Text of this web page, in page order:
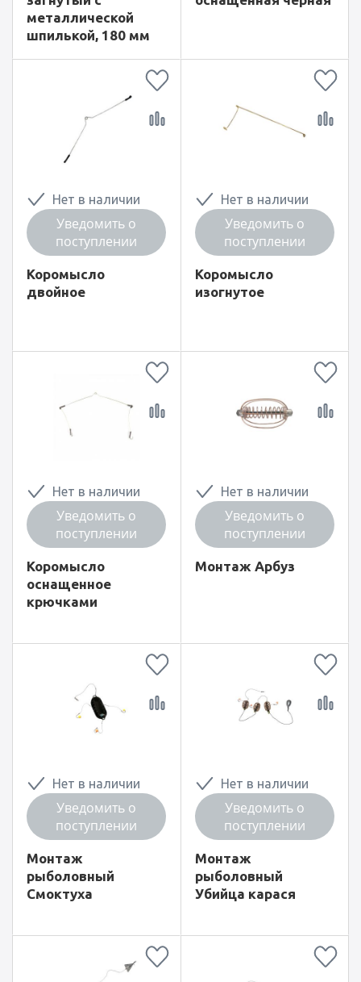
металлической
шпилькой, 180 мм
Нет в наличии
Уведомить о
поступлении
Коромысло
двойное
Нет в наличии
Уведомить о
поступлении
Коромысло
изогнутое
Нет в наличии
Уведомить о
поступлении
Коромысло
оснащенное
крючками
Нет в наличии
Уведомить о
поступлении
Монтаж Арбуз
Нет в наличии
Уведомить о
поступлении
Монтаж
рыболовный
Смоктуха
Нет в наличии
Уведомить о
поступлении
Монтаж
рыболовный
Убийца карася